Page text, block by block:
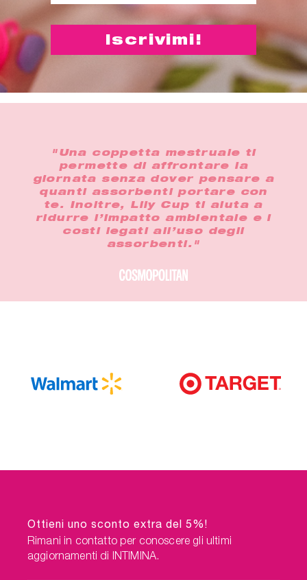
"Una coppetta mestruale ti
permette di affrontare la
giornata senza dover pensare a
quanti assorbenti portare con
te. Inoltre, Lily Cup ti aiuta a
ridurre l’impatto ambientale e i
costi legati all’uso degli
assorbenti."
Ottieni uno sconto extra del 5%!
Rimani in contatto per conoscere gli ultimi
aggiornamenti di INTIMINA.